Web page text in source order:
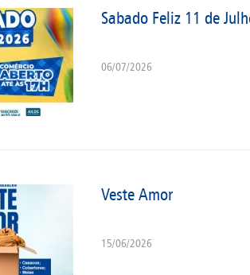
Sabado Feliz 11 de
06/07/2026
Veste Amor
15/06/2026